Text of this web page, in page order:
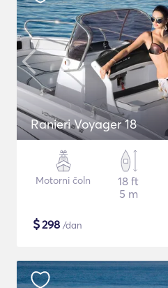
Ranieri Voyager 18
Motorni čoln
18 ft
5 m
$298 /dan